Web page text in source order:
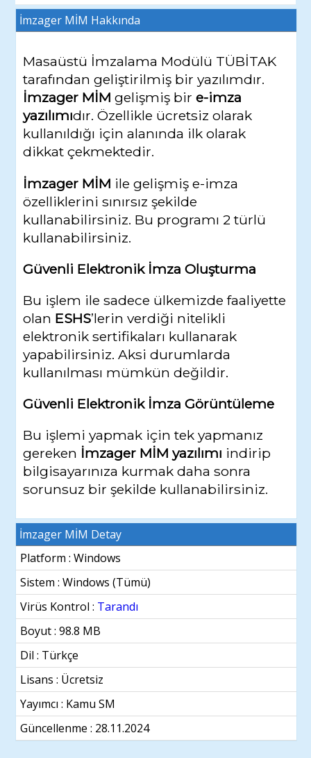
İmzager MİM Hakkında
Masaüstü İmzalama Modülü TÜBİTAK
tarafından geliştirilmiş bir yazılımdır.
İmzager MİM gelişmiş bire-imza
yazılımıdır. Özellikle ücretsiz olarak
kullanıldığı için alanında ilk olarak
dikkat çekmektedir.
İmzager MİM ile gelişmiş e-imza
özelliklerini sınırsız şekilde
kullanabilirsiniz. Bu programı 2 türlü
kullanabilirsiniz.
Güvenli Elektronik İmza Oluşturma
Bu işlem ile sadece ülkemizde faaliyette
olan ESHS’lerin verdiği nitelikli
elektronik sertifikaları kullanarak
yapabilirsiniz. Aksi durumlarda
kullanılması mümkün değildir.
Güvenli Elektronik İmza Görüntüleme
Bu işlemi yapmak için tek yapmanız
gereken İmzager MİM yazılımı indirip
bilgisayarınıza kurmak daha sonra
sorunsuz bir şekilde kullanabilirsiniz.
İmzager MİM Detay
Platform : Windows
Sistem :Windows (Tümü)
Virüs Kontrol : Tarandı
Boyut : 98.8 MB
Dil : Türkçe
Lisans : Ücretsiz
Yayımcı : Kamu SM
Güncellenme : 28.11.2024